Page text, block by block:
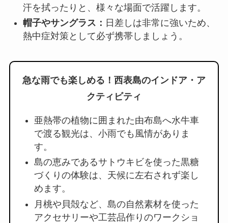
汗を拭ったりと、様々な場面で活躍します。
帽子やサングラス： 日差しは非常に強いため、
熱中症対策として必ず携帯しましょう。
急な雨でも楽しめる！西表島のインドア・ア
クティビティ
亜熱帯の植物に囲まれた由布島へ水牛車
で渡る観光は、小雨でも風情がありま
す。
島の恵みであるサトウキビを使った黒糖
づくりの体験は、天候に左右されず楽し
めます。
月桃や貝殻など、島の自然素材を使った
アクセサリーや工芸品作りのワークショ